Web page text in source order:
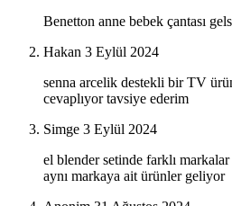
Benetton anne bebek çantası
Hakan 3 Eylül 2024
senna arcelik destekli bir TV
cevaplıyor tavsiye ederim
Simge 3 Eylül 2024
el blender setinde farklı
aynı markaya ait ürünler geliyor